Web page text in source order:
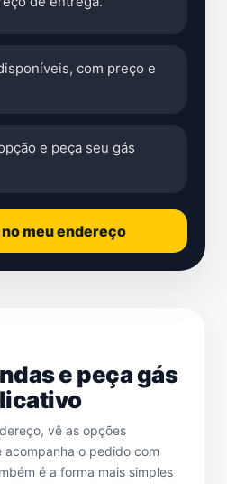
com preço e
e peça seu gás
meu endereço
e peça gás
vê as opções
acompanha o pedido com
é a forma mais simples